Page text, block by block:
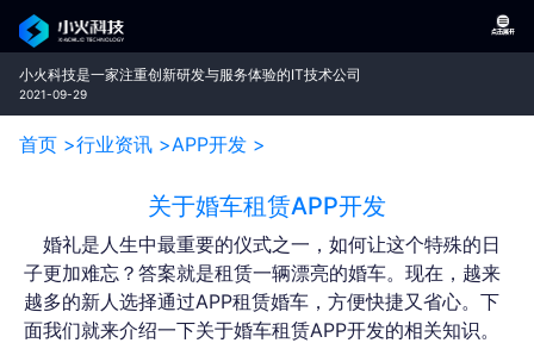
小火科技是一家注重创新研发与服务体验的IT技术公司
2021-09-29
首页 >行业资讯 >APP开发 >
关于婚车租赁APP开发
婚礼是人生中最重要的仪式之一，如何让这个特殊的日
子更加难忘？答案就是租赁一辆漂亮的婚车。现在，越来
越多的新人选择通过APP租赁婚车，方便快捷又省心。下
面我们就来介绍一下关于婚车租赁APP开发的相关知识。